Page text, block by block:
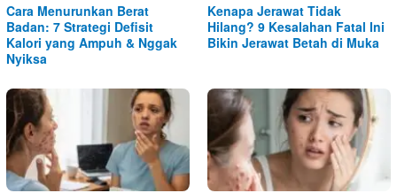
Cara Menurunkan Berat
Badan: 7 Strategi Defisit
Kalori yang Ampuh & Nggak
Nyiksa
Kenapa Jerawat Tidak
Hilang? 9 Kesalahan Fatal Ini
Bikin Jerawat Betah di Muka